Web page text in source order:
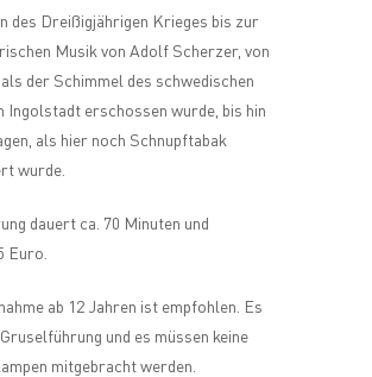
des Dreißigjährigen Krieges bis zur
Musik von Adolf Scherzer, von
der Schimmel des schwedischen
Ingolstadt erschossen wurde, bis hin
als hier noch Schnupftabak
wurde.
dauert ca. 70 Minuten und
Euro.
ab 12 Jahren ist empfohlen. Es
und es müssen keine
mitgebracht werden.